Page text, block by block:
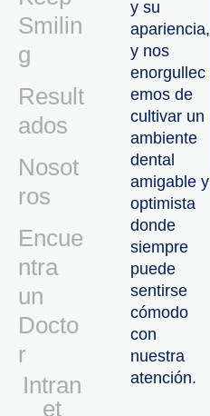
Smilin
g
Result
ados
Nosot
ros
Encue
ntra
un
Docto
r
Intran
Et
y su
apariencia,
y nos
enorgullec
emos de
cultivar un
ambiente
dental
amigable y
optimista
donde
siempre
puede
sentirse
cómodo
con
nuestra
atención.